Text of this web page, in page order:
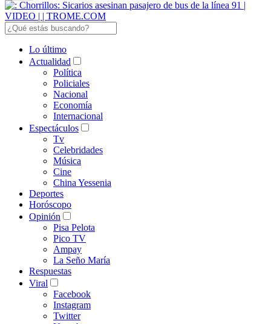
Lo último
Actualidad
Política
Policiales
Nacional
Economía
Internacional
Espectáculos
Tv
Celebridades
Música
Cine
China Yessenia
Deportes
Horóscopo
Opinión
Pisa Pelota
Pico TV
Ampay
La Seño María
Respuestas
Viral
Facebook
Instagram
Twitter